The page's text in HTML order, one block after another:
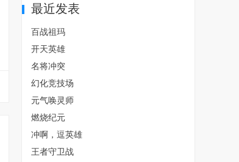
最近发表
百战祖玛
开天英雄
名将冲突
幻化竞技场
元气唤灵师
燃烧纪元
冲啊，逗英雄
王者守卫战